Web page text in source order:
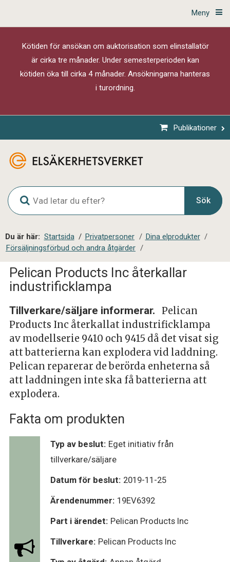
Meny
Kötiden för ansökan om auktorisation som elinstallatör
är cirka tre månader. Under semesterperioden kan
kötiden öka till cirka 4 månader. Ansökningarna hanteras
i turordning.
Publikationer
G
l
o
a
l
s
t
e
s
ö
k
Sök
Du är här: Startsida / Privatpersoner / Dina elprodukter /
Försäljningsförbud och andra åtgärder /
Pelican Products Inc återkallar
industrificklampa
Tillverkare/säljare informerar.
Pelican
Products Inc återkallat industrificklampa
av modellserie 9410 och 9415 då det visat sig
att batterierna kan explodera vid laddning.
Pelican reparerar de berörda enheterna så
att laddningen inte ska få batterierna att
explodera.
Fakta om produkten
Typ av beslut: Eget initiativ från
tillverkare/säljare
Datum för beslut: 2019-11-25
Ärendenummer: 19EV6392
Part i ärendet: Pelican Products Inc
Tillverkare: Pelican Products Inc